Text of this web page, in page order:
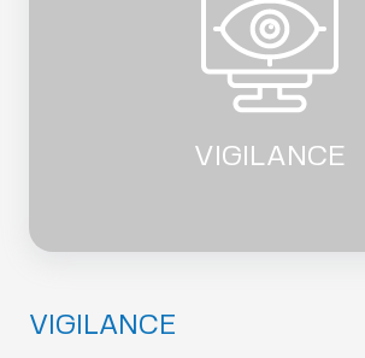
VIGILANCE
VIGILANCE